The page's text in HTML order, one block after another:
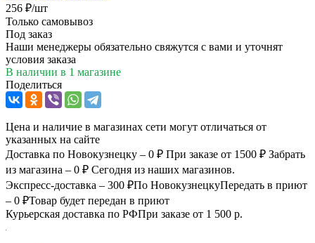
256 ₽/шт
Только самовывоз
Под заказ
Наши менеджеры обязательно свяжутся с вами и уточнят
условия заказа
В наличии в 1 магазине
Поделиться
Цена и наличие в магазинах сети могут отличаться от
указанных на сайте
Доставка по Новокузнецку – 0 ₽ При заказе от 1500 ₽ Забрать
из магазина – 0 ₽ Сегодня из наших магазинов.
Экспресс-доставка – 300 ₽По НовокузнецкуПередать в приют
– 0 ₽Товар будет передан в приют
Курьерская доставка по РФПри заказе от 1 500 р.